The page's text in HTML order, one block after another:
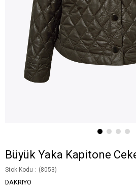
Büyük Yaka Kapitone
Stok Kodu (8053)
DAKRIYO